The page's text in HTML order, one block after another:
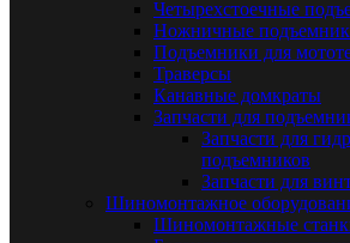
Четырехстоечные
Ножничные
Подъемники для
Траверсы
Канавные домкраты
Запчасти для
Запчасти для
подъемников
Запчасти для
Шиномонтажное
Шиномонтажные